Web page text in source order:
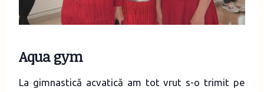
Aqua gym
La gimnastică acvatică am tot vrut s-o trimit pe